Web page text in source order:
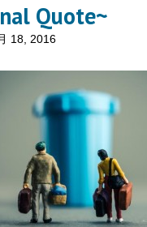
Quote~
18, 2016